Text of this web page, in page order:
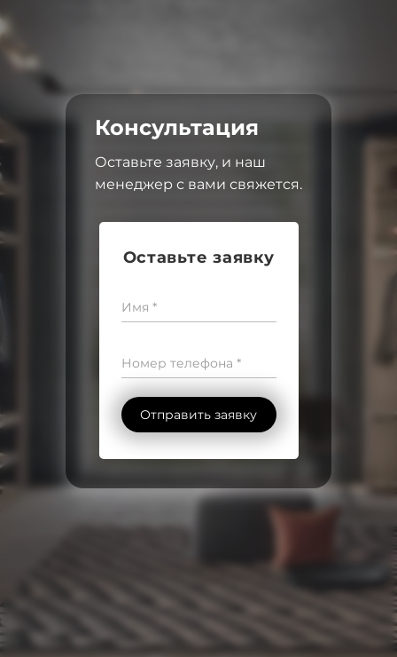
Консультация
Оставьте заявку
Имя *
Номер телефона *
Отправить заявку
Оставьте заявку, и наш
менеджер с вами свяжется.